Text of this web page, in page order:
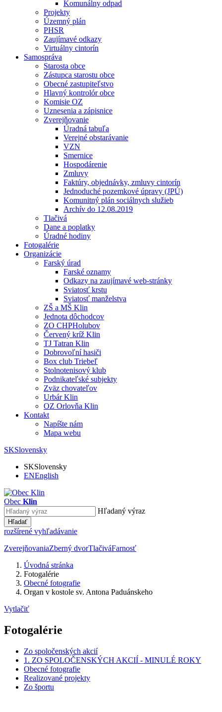
Komunálny odpad
Projekty
Územný plán
PHSR
Zaujímavé odkazy
Virtuálny cintorín
Samospráva
Starosta obce
Zástupca starostu obce
Obecné zastupiteľstvo
Hlavný kontrolór obce
Komisie OZ
Uznesenia a zápisnice
Zverejňovanie
Úradná tabuľa
Verejné obstarávanie
VZN
Smernice
Hospodárenie
Zmluvy
Faktúry, objednávky, zmluvy cintorín
Jednoduché pozemkové úpravy (JPÚ)
Komunitný plán sociálnych služieb
Archív do 12.08.2019
Tlačivá
Dane a poplatky
Úradné hodiny
Fotogalérie
Organizácie
Farský úrad
Farské oznamy
Odkazy na zaujímavé web-stránky
Sviatosť krstu
Sviatosť manželstva
ZŠ a MŠ Klin
Jednota dôchodcov
ZO CHPHolubov
Červený kríž Klin
TJ Tatran Klin
Dobrovoľní hasiči
Box club Triebeľ
Stolnotenisový klub
Podnikateľské subjekty
Zväz chovateľov
Urbár Klin
OZ Orlovňa Klin
Kontakt
Napíšte nám
Mapa webu
SKSlovensky
SKSlovensky
ENEnglish
Obec Klin
Hľadaný výraz
Hľadať
rozšírené vyhľadávanie
ZverejňovaniaZberný dvorTlačiváFarnosť
Úvodná stránka
Fotogalérie
Obecné fotografie
Organ v kostole sv. Antona Paduánskeho
Vytlačiť
Fotogalérie
Zo spoločenských akcií
1. ZO SPOLOČENSKÝCH AKCIÍ - MINULÉ ROKY
Obecné fotografie
Realizované projekty
Zo športu